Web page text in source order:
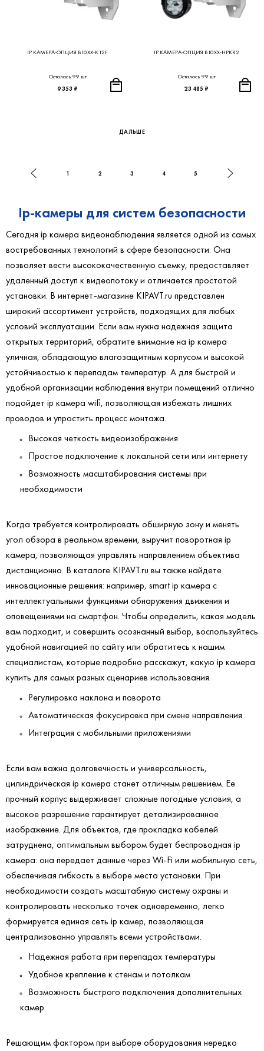
IP КАМЕРА-ОПЦИЯ B10XX-K12F
Осталось 99 шт
9 353 ₽
IP КАМЕРА-ОПЦИЯ B10XX-HPKR2
Осталось 99 шт
23 485 ₽
ДАЛЬШЕ
1 2 3 4 5
Ip-камеры для систем безопасности
Сегодня ip камера видеонаблюдения является одной из самых
востребованных технологий в сфере безопасности. Она
позволяет вести высококачественную съемку, предоставляет
удаленный доступ к видеопотоку и отличается простотой
установки. В интернет-магазине KIPAVT.ru представлен
широкий ассортимент устройств, подходящих для любых
условий эксплуатации. Если вам нужна надежная защита
открытых территорий, обратите внимание на ip камера
уличная, обладающую влагозащитным корпусом и высокой
устойчивостью к перепадам температур. А для быстрой и
удобной организации наблюдения внутри помещений отлично
подойдет ip камера wifi, позволяющая избежать лишних
проводов и упростить процесс монтажа.
Высокая четкость видеоизображения
Простое подключение к локальной сети или интернету
Возможность масштабирования системы при
необходимости
Когда требуется контролировать обширную зону и менять
угол обзора в реальном времени, выручит поворотная ip
камера, позволяющая управлять направлением объектива
дистанционно. В каталоге KIPAVT.ru вы также найдете
инновационные решения: например, smart ip камера с
интеллектуальными функциями обнаружения движения и
оповещениями на смартфон. Чтобы определить, какая модель
вам подходит, и совершить осознанный выбор, воспользуйтесь
удобной навигацией по сайту или обратитесь к нашим
специалистам, которые подробно расскажут, какую ip камера
купить для самых разных сценариев использования.
Регулировка наклона и поворота
Автоматическая фокусировка при смене направления
Интеграция с мобильными приложениями
Если вам важна долговечность и универсальность,
цилиндрическая ip камера станет отличным решением. Ее
прочный корпус выдерживает сложные погодные условия, а
высокое разрешение гарантирует детализированное
изображение. Для объектов, где прокладка кабелей
затруднена, оптимальным выбором будет беспроводная ip
камера: она передает данные через Wi-Fi или мобильную сеть,
обеспечивая гибкость в выборе места установки. При
необходимости создать масштабную систему охраны и
контролировать несколько точек одновременно, легко
формируется единая сеть ip камер, позволяющая
централизованно управлять всеми устройствами.
Надежная работа при перепадах температуры
Удобное крепление к стенам и потолкам
Возможность быстрого подключения дополнительных
камер
Решающим фактором при выборе оборудования нередко